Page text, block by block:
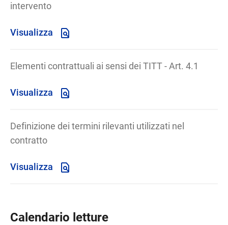
intervento
Visualizza
Elementi contrattuali ai sensi dei TITT - Art. 4.1
Visualizza
Definizione dei termini rilevanti utilizzati nel
contratto
Visualizza
Calendario letture